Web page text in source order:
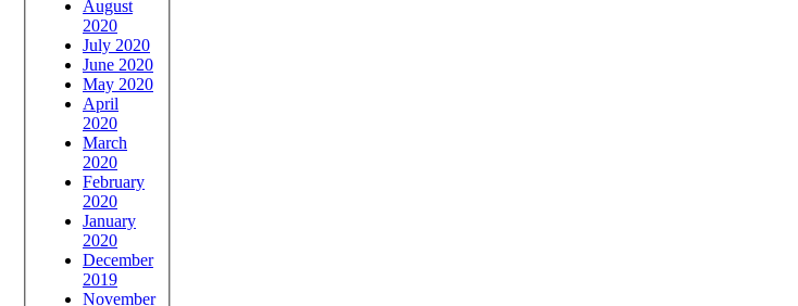
August
2020
July 2020
June 2020
May 2020
April
2020
March
2020
February
2020
January
2020
December
2019
November